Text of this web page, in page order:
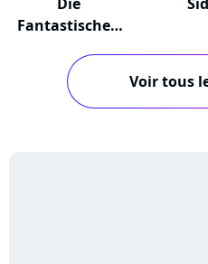
Fantastischen
Voir tous